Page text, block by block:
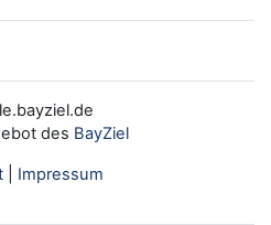
des BayZiel
Impressum